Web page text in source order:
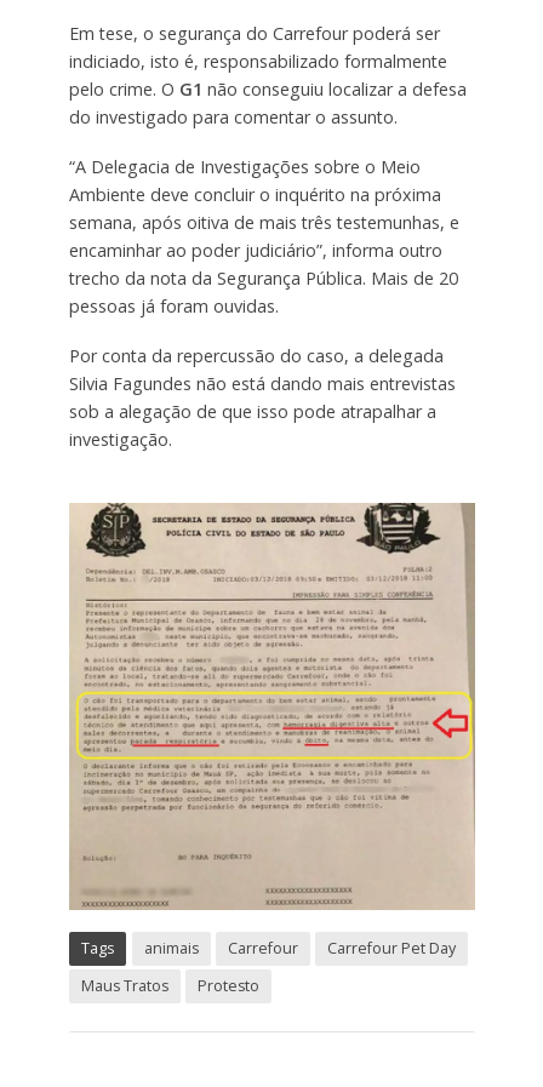
Em tese, o segurança do Carrefour poderá ser
indiciado, isto é, responsabilizado formalmente
pelo crime. O G1 não conseguiu localizar a defesa
do investigado para comentar o assunto.
“A Delegacia de Investigações sobre o Meio
Ambiente deve concluir o inquérito na próxima
semana, após oitiva de mais três testemunhas, e
encaminhar ao poder judiciário”, informa outro
trecho da nota da Segurança Pública. Mais de 20
pessoas já foram ouvidas.
Por conta da repercussão do caso, a delegada
Silvia Fagundes não está dando mais entrevistas
sob a alegação de que isso pode atrapalhar a
investigação.
Tags animais Carrefour
Carrefour Pet Day
Maus Tratos
Protesto